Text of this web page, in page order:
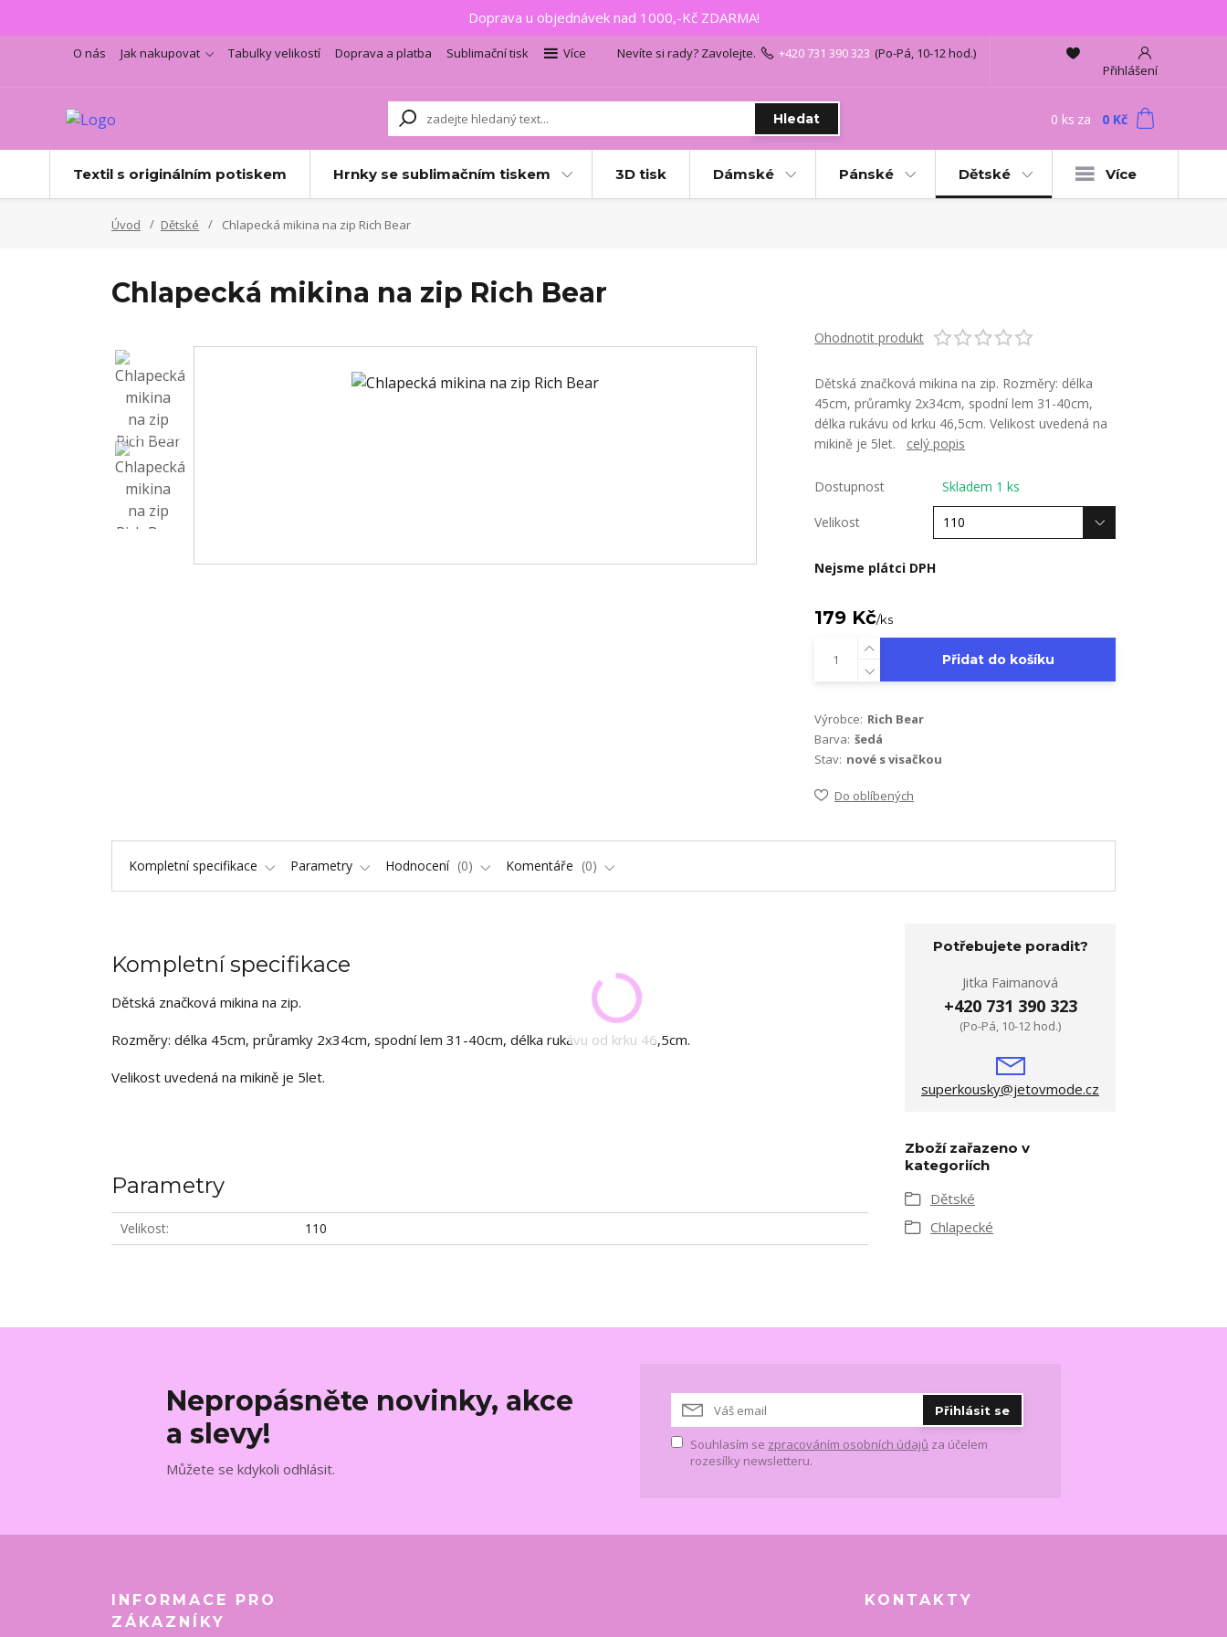
Doprava u objednávek nad 1000,-Kč ZDARMA!
O nás Jak nakupovat Tabulky velikostí Doprava a platba Sublimační tisk
Více
Přihlášení
Hledat
Nevíte si rady? Zavolejte. +420 731 390 323 (Po-Pá, 10-12 hod.)
0 ks za 0 Kč
Textil s originálním potiskem Hrnky se sublimačním tiskem 3D tisk Dámské Pánské Dětské Více
Úvod Dětské Chlapecká mikina na zip Rich Bear
Chlapecká mikina na zip Rich Bear
Ohodnotit produkt
Dětská značková mikina na zip. Rozměry: délka
45cm, průramky 2x34cm, spodní lem 31-40cm,
délka rukávu od krku 46,5cm. Velikost uvedená na
mikině je 5let. celý popis
Dostupnost Skladem 1 ks
Velikost
Nejsme plátci DPH
179 Kč/ks
Přidat do košíku
Výrobce: Rich Bear
Barva: šedá
Stav: nové s visačkou
Do oblíbených
Kompletní specifikace Parametry Hodnocení 0 Komentáře 0
Kompletní specifikace
Dětská značková mikina na zip.
Rozměry: délka 45cm, průramky 2x34cm, spodní lem 31-40cm, délka rukávu od krku 46,5cm.
Velikost uvedená na mikině je 5let.
Parametry
Velikost 110
Potřebujete poradit?
Jitka Faimanová
+420 731 390 323
(Po-Pá, 10-12 hod.)
superkousky@jetovmode.cz
Zboží zařazeno v
kategoriích
Dětské
Chlapecké
Nepropásněte novinky, akce
a slevy!
Můžete se kdykoli odhlásit.
Přihlásit se
Souhlasím se zpracováním osobních údajů za účelem
rozesílky newsletteru.
INFORMACE PRO
ZÁKAZNÍKY
KONTAKTY